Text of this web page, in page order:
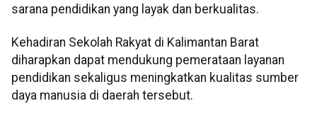
sarana pendidikan yang layak dan berkualitas.
Kehadiran Sekolah Rakyat di Kalimantan Barat
diharapkan dapat mendukung pemerataan layanan
pendidikan sekaligus meningkatkan kualitas sumber
daya manusia di daerah tersebut.